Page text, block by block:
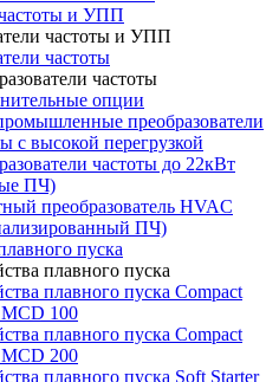
и УПП
частоты и УПП
частоты
частоты
опции
преобразователи
с высокой перегрузкой
частоты до 22кВт
ПЧ)
преобразователь HVAC
ПЧ)
пуска
плавного пуска
плавного пуска Compact
MCD 100
плавного пуска Compact
MCD 200
плавного пуска Soft Starter